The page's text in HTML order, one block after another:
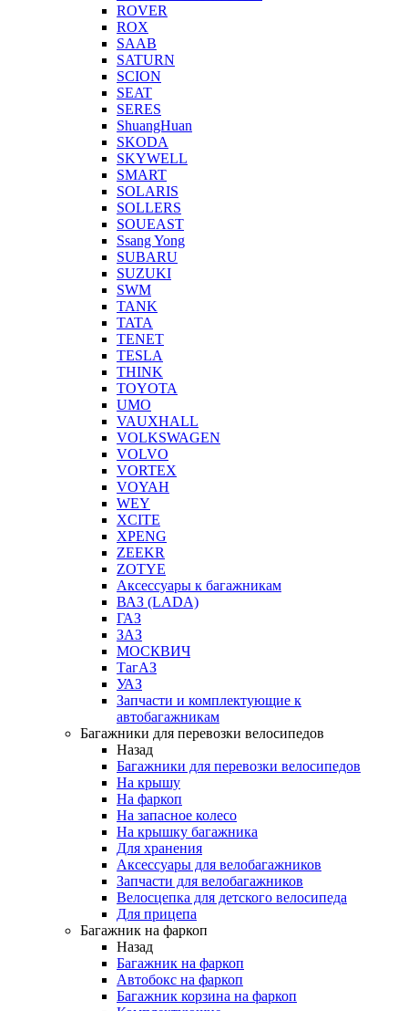
ROVER
ROX
SAAB
SATURN
SCION
SEAT
SERES
ShuangHuan
SKODA
SKYWELL
SMART
SOLARIS
SOLLERS
SOUEAST
Ssang Yong
SUBARU
SUZUKI
SWM
TANK
TATA
TENET
TESLA
THINK
TOYOTA
UMO
VAUXHALL
VOLKSWAGEN
VOLVO
VORTEX
VOYAH
WEY
XCITE
XPENG
ZEEKR
ZOTYE
Аксессуары к багажникам
ВАЗ (LADA)
ГАЗ
ЗАЗ
МОСКВИЧ
ТагАЗ
УАЗ
Запчасти и комплектующие к
автобагажникам
Багажники для перевозки велосипедов
Назад
Багажники для перевозки велосипедов
На крышу
На фаркоп
На запасное колесо
На крышку багажника
Для хранения
Аксессуары для велобагажников
Запчасти для велобагажников
Велосцепка для детского велосипеда
Для прицепа
Багажник на фаркоп
Назад
Багажник на фаркоп
Автобокс на фаркоп
Багажник корзина на фаркоп